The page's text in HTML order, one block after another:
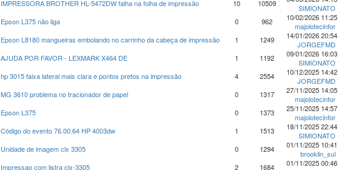
IMPRESSORA BROTHER HL-5472DW falha na folha de impressão 10 10509
SIMIONATO
Epson L375 não liga 0 962
10/02/2026 11:25
majolotecinfor
Epson L8180 mangueiras embolando no carrinho da cabeça de impressão 1 1249
14/01/2026 20:54
JORGEFMD
AJUDA POR FAVOR - LEXMARK X464 DE 1 1192
09/01/2026 16:03
SIMIONATO
hp 3015 faixa lateral mais clara e pontos pretos na impressão 4 2554
10/12/2025 14:42
JORGEFMD
MG 3610 problema no tracionador de papel 0 1317
27/11/2025 14:05
majolotecinfor
Epson L375 0 1373
25/11/2025 14:57
majolotecinfor
Código do evento 76.00.64 HP 4003dw 1 1513
18/11/2025 22:44
SIMIONATO
Unidade de imagem clx 3305 0 1294
01/11/2025 10:41
brooklin_sul
Impressao com listra clx-3305 2 1684
01/11/2025 00:46